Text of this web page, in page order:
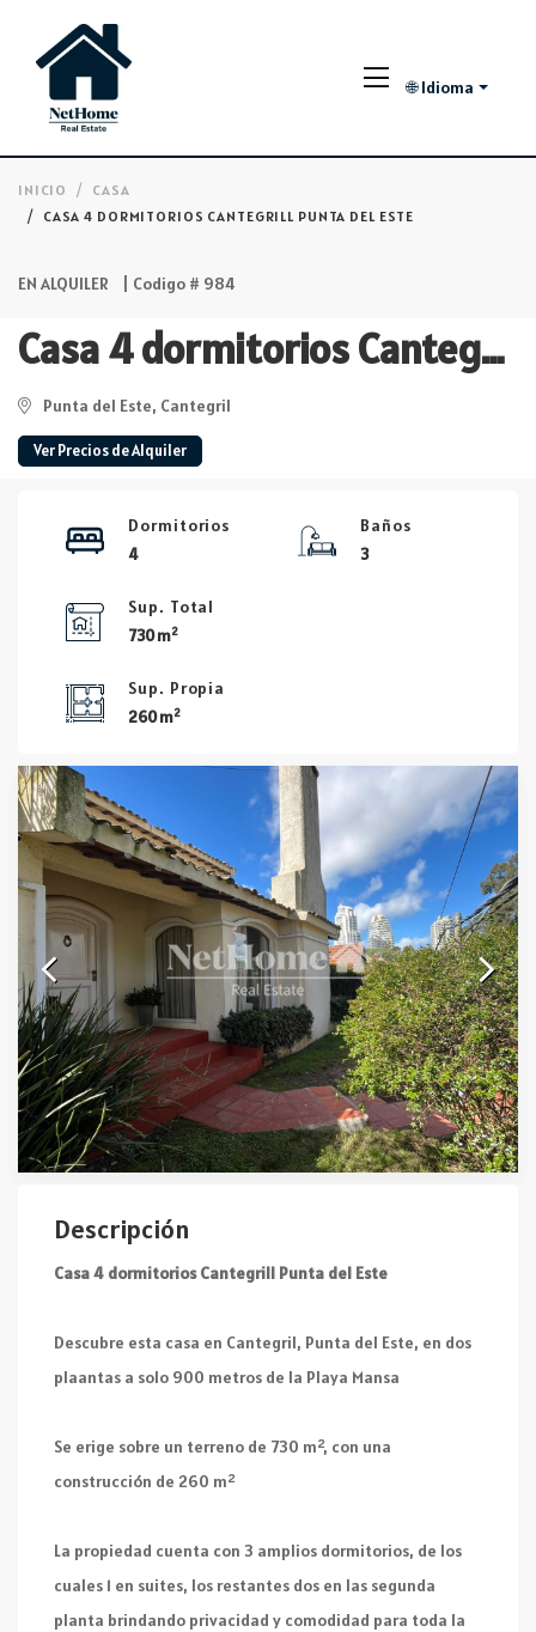
🌐 Idioma
INICIO
CASA
CASA 4 DORMITORIOS CANTEGRILL PUNTA DEL ESTE
EN ALQUILER | Codigo # 984
Casa 4 dormitorios Cantegrill Punta del Este
Punta del Este, Cantegril
Ver Precios de Alquiler
Dormitorios
4
Baños
3
Sup. Total
730 m2
Sup. Propia
260 m2
Descripción
Casa 4 dormitorios Cantegrill Punta del Este
Descubre esta casa en Cantegril, Punta del Este, en dos
plaantas a solo 900 metros de la Playa Mansa
Se erige sobre un terreno de 730 m², con una
construcción de 260 m²
La propiedad cuenta con 3 amplios dormitorios, de los
cuales 1 en suites, los restantes dos en las segunda
planta brindando privacidad y comodidad para toda la